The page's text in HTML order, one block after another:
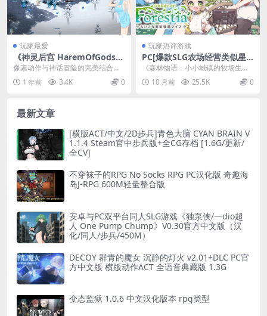
玩家最爱
《神灵后宫 HaremOfGods》
PC端像素风ACT体验版 官方
中文动态版
像素动作与神话冒险的完美结合！​​
《神灵后宫 HaremOfGods》官方
中文体...
1 年前 3.4K 0
玩家热评游戏
PC[爆款SLG农场经营类似星
露谷】森林物语～小小城镇的
牧场生活～V1.2.2 内嵌汉化
+全CG存档+新剧情【800M】
《森林物语：小小城镇的牧场生活
V1.2.2》是一款支持安卓模拟器与P
C双端运行...
10 月前 25.5K 0
最新文章
[横版ACT/中文/2D步兵]青色大脑 CYAN BRAIN V
1.1.4 Steam官中步兵版+全CG存档 [1.6G/更新/
全CV]
不穿袜子的RPG No Socks RPG PC汉化版 奇趣海
岛J-RPG 600M轻量整合版
安卓与PC双平台同人SLG游戏《独泵侠/一dio超
人 One Pump Chump》V0.30官方中文版（汉
化/同人/步兵/450M）
DECOY 群青的魔女 沉静的灯火 v2.01+DLC PC官
方中文版 横版动作ACT 全语音典藏版 1.3G
变态监狱 1.0.6 中文汉化版本 rpg类型